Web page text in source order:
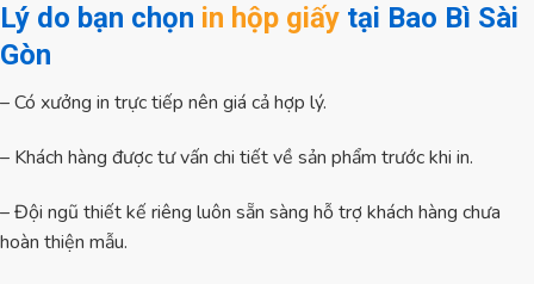
Lý do bạn chọn in hộp giấy tại Bao Bì Sài
Gòn
– Có xưởng in trực tiếp nên giá cả hợp lý.
– Khách hàng được tư vấn chi tiết về sản phẩm trước khi in.
– Đội ngũ thiết kế riêng luôn sẵn sàng hỗ trợ khách hàng chưa
hoàn thiện mẫu.